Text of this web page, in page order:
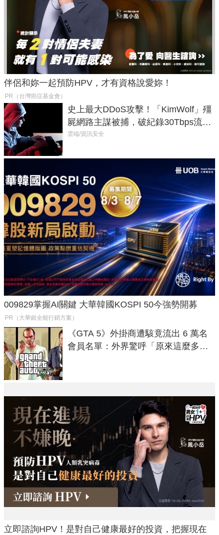
伴侶和妳一起預防HPV，才有資格說愛妳！
PR（台灣癌症基金會）
史上最大DDoS攻擊！「KimWolf」殭
屍網路主謀被捕，破紀錄30Tbps流量
癱瘓全球！
雲端/資訊安全
009829掌握AI關鍵 大華韓國KOSPI 50今強勢開募
PR（大華銀全能行銷方案）
《GTA 5》外掛商遭駭竟流出 6 萬名
會員名單：外界驚呼「原來這麼多人
立即諮詢HPV！是對自己健康最好的投資，把握現在